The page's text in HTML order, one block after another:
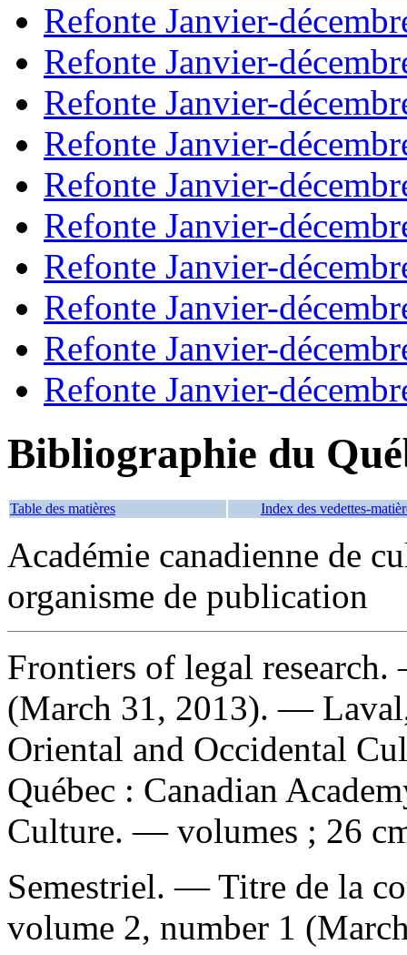
Refonte Janvier-
Refonte Janvier-
Refonte Janvier-
Refonte Janvier-
Refonte Janvier-
Refonte Janvier-
Refonte Janvier-
Refonte Janvier-
Refonte Janvier-
Refonte Janvier-
Bibliographie du
Table des matières Index des vedettes-
Académie canadienne de
organisme de publication
Frontiers of legal research.
(March 31, 2013). —
Oriental and Occidental
Québec : Canadian
Culture. — volumes ; 26
Semestriel. — Titre de la
volume 2, number 1